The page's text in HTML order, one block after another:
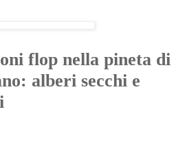
flop nella pineta di
alberi secchi e